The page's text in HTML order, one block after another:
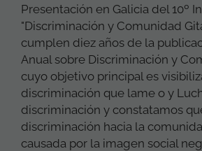
Presentación en Galicia del 10º
"Discriminación y Comunidad
cumplen diez años de la
Anual sobre Discriminación y
cuyo objetivo principal es
discriminación que lame o y
discriminación y constatamos
discriminación hacia la
causada por la imagen social